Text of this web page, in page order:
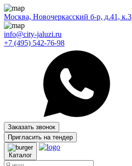
Москва, Новочеркасский б-р, д.41, к.3
info@city-jaluzi.ru
+7 (495) 542-76-98
Заказать звонок
Пригласить на тендер
Каталог